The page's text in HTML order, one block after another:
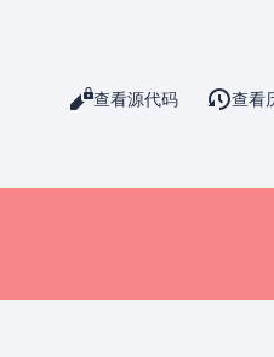
查看阅读
查看源代码 查看